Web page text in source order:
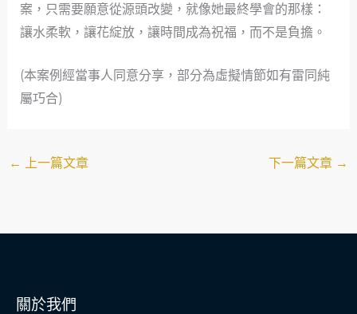
案，只需要願意從源頭改變，就像她最終學會的那樣：
讓水柔軟，讓花綻放，讓時間成為祝福，而不是負擔。
(本案例經當事人同意分享，部分為虛擬情節如有雷同純
屬巧合)
← 上一篇文章 下一篇文章 →
關於我們